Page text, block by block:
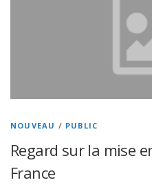
NOUVEAU / PUBLIC
Regard sur la mise
France